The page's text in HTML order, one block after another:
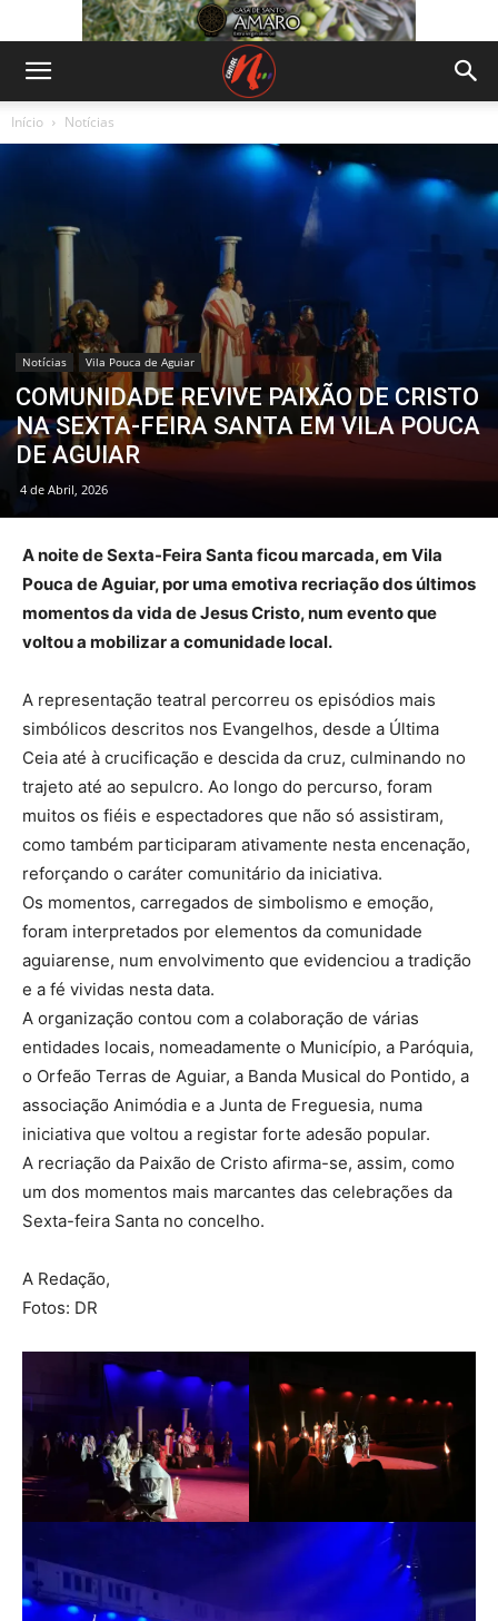
Início Notícias
Notícias Vila Pouca de Aguiar
COMUNIDADE REVIVE PAIXÃO DE CRISTO
NA SEXTA-FEIRA SANTA EM VILA POUCA
DE AGUIAR
4 de Abril, 2026
A noite de Sexta-Feira Santa ficou marcada, em Vila
Pouca de Aguiar, por uma emotiva recriação dos últimos
momentos da vida de Jesus Cristo, num evento que
voltou a mobilizar a comunidade local.
A representação teatral percorreu os episódios mais
simbólicos descritos nos Evangelhos, desde a Última
Ceia até à crucificação e descida da cruz, culminando no
trajeto até ao sepulcro. Ao longo do percurso, foram
muitos os fiéis e espectadores que não só assistiram,
como também participaram ativamente nesta encenação,
reforçando o caráter comunitário da iniciativa.
Os momentos, carregados de simbolismo e emoção,
foram interpretados por elementos da comunidade
aguiarense, num envolvimento que evidenciou a tradição
e a fé vividas nesta data.
A organização contou com a colaboração de várias
entidades locais, nomeadamente o Município, a Paróquia,
o Orfeão Terras de Aguiar, a Banda Musical do Pontido, a
associação Animódia e a Junta de Freguesia, numa
iniciativa que voltou a registar forte adesão popular.
A recriação da Paixão de Cristo afirma-se, assim, como
um dos momentos mais marcantes das celebrações da
Sexta-feira Santa no concelho.
A Redação,
Fotos: DR